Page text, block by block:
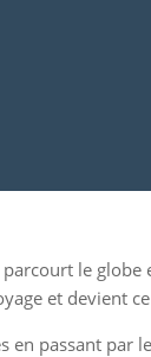
parcourt le
et devient
passant par